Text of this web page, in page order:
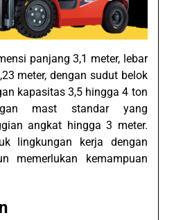
panjang 3,1 meter, lebar
meter, dengan sudut belok
kapasitas 3,5 hingga 4 ton
mast standar yang
angkat hingga 3 meter.
lingkungan kerja dengan
memerlukan kemampuan